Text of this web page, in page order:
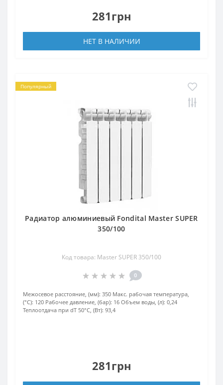
281грн
НЕТ В НАЛИЧИИ
Популярный
Радиатор алюминиевый Fondital Master SUPER
350/100
Код товара: Master SUPER 350/100
0
Межосевое расстояние, (мм): 350 Макс. рабочая температура,
(°С): 120 Рабочее давление, (бар): 16 Объем воды, (л): 0,24
Теплоотдача при dT 50°С, (Вт): 93,4
281грн